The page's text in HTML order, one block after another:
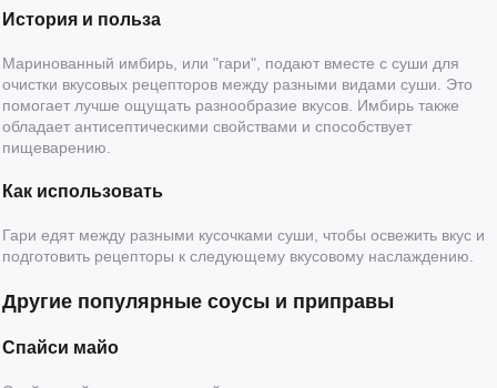
История и польза
Маринованный имбирь, или "гари", подают вместе с суши для
очистки вкусовых рецепторов между разными видами суши. Это
помогает лучше ощущать разнообразие вкусов. Имбирь также
обладает антисептическими свойствами и способствует
пищеварению.
Как использовать
Гари едят между разными кусочками суши, чтобы освежить вкус и
подготовить рецепторы к следующему вкусовому наслаждению.
Другие популярные соусы и приправы
Спайси майо